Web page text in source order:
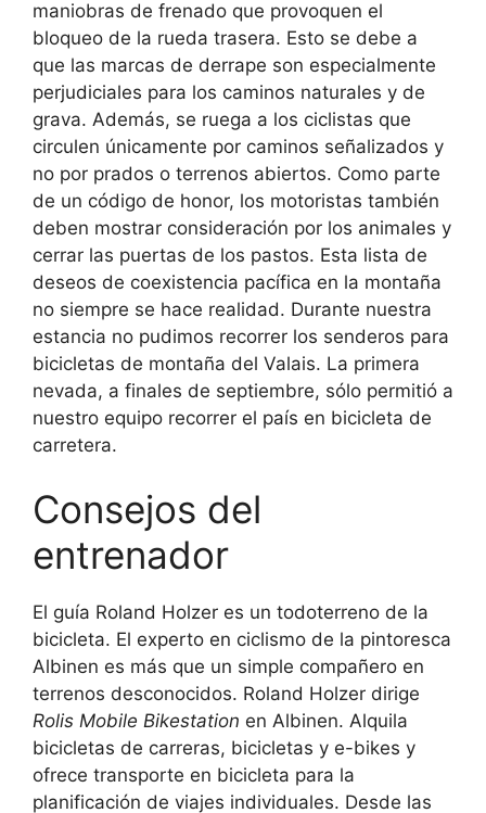
maniobras de frenado que provoquen el
bloqueo de la rueda trasera. Esto se debe a
que las marcas de derrape son especialmente
perjudiciales para los caminos naturales y de
grava. Además, se ruega a los ciclistas que
circulen únicamente por caminos señalizados y
no por prados o terrenos abiertos. Como parte
de un código de honor, los motoristas también
deben mostrar consideración por los animales y
cerrar las puertas de los pastos. Esta lista de
deseos de coexistencia pacífica en la montaña
no siempre se hace realidad. Durante nuestra
estancia no pudimos recorrer los senderos para
bicicletas de montaña del Valais. La primera
nevada, a finales de septiembre, sólo permitió a
nuestro equipo recorrer el país en bicicleta de
carretera.
Consejos del
entrenador
El guía Roland Holzer es un todoterreno de la
bicicleta. El experto en ciclismo de la pintoresca
Albinen es más que un simple compañero en
terrenos desconocidos. Roland Holzer dirige
Rolis Mobile Bikestation en Albinen. Alquila
bicicletas de carreras, bicicletas y e-bikes y
ofrece transporte en bicicleta para la
planificación de viajes individuales. Desde las